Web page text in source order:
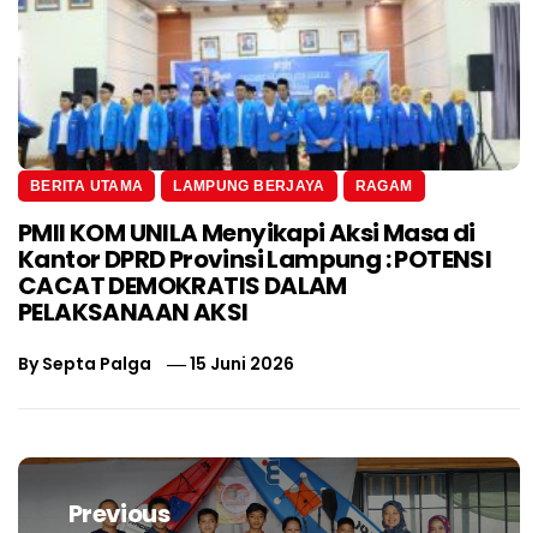
BERITA UTAMA LAMPUNG BERJAYA RAGAM
PMII KOM UNILA Menyikapi Aksi Masa di
Kantor DPRD Provinsi Lampung : POTENSI
CACAT DEMOKRATIS DALAM
PELAKSANAAN AKSI
BySepta Palga 15 Juni 2026
Navigasi
posPrevious